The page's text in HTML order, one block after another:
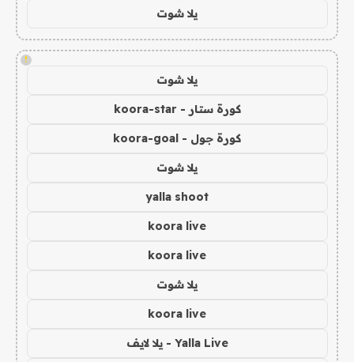
يلا شوت
!
يلا شوت
كورة ستار - koora-star
كورة جول - koora-goal
يلا شوت
yalla shoot
koora live
koora live
يلا شوت
koora live
Yalla Live - يلا لايف